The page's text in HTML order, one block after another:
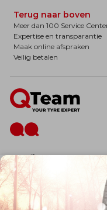
Terug naar boven
Meer dan 100 Service
Expertise en transparantie
Maak online afspraken
Veilig betalen
De firma
Wie zijn wij?
Blog
Onze